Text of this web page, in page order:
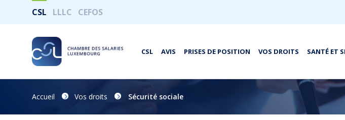
CSL LLLC CEFOS
CSL AVIS PRISES DE POSITION VOS DROITS SANTÉ ET
Accueil Vos droits Sécurité sociale